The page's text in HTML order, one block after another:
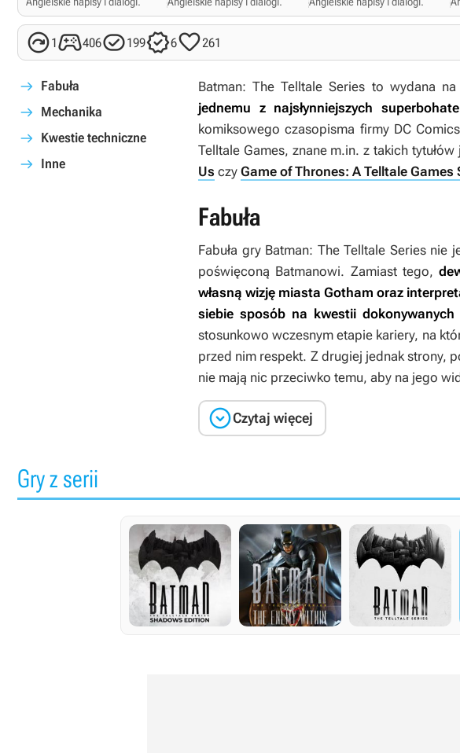
14061996261
Fabuła
Mechanika
Kwestie techniczne
Inne
Batman: The Telltale Series to wydana
jednemu z najsłynniejszych
komiksowego czasopisma firmy DC
Telltale Games, znane m.in. z takich tytułów
Us czy Game of Thrones: A Telltale Games
Fabuła
Fabuła gry Batman: The Telltale Series nie
poświęconą Batmanowi. Zamiast tego,
własną wizję miasta Gotham oraz
siebie sposób na kwestii
stosunkowo wczesnym etapie kariery, na
przed nim respekt. Z drugiej jednak strony,
nie mają nic przeciwko temu, aby na jego
Czytaj więcej
Gry z serii